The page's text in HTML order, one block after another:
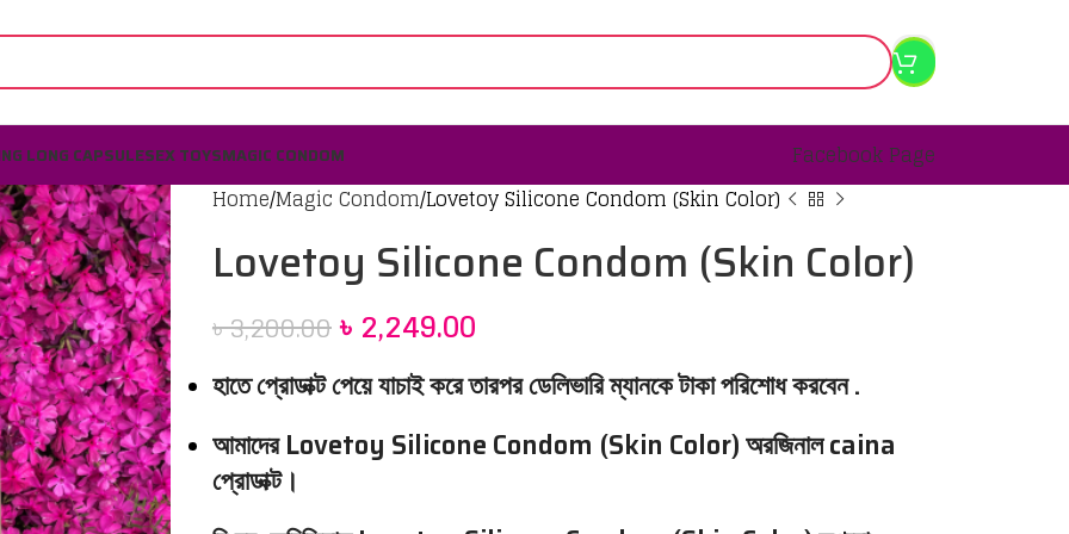
LONG CAPSULESEX TOYSMAGIC CONDOM Facebook Page
Home Magic Condom Lovetoy Silicone Condom (Skin Color)
Lovetoy Silicone Condom (Skin Color)
৳3,200.00৳ 2,249.00
হাতে প্রোডাক্ট পেয়ে যাচাই করে তারপর ডেলিভারি ম্যানকে টাকা পরিশোধ করবেন .
আমাদের Lovetoy Silicone Condom (Skin Color) অরজিনাল caina
প্রোডাক্ট।